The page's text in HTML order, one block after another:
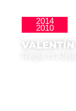
2014
2010
VALENTÍN